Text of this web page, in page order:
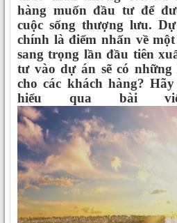
hàng muốn đầu tư để
cuộc sống thượng lưu.
chính là điểm nhấn về
sang trọng lần đầu tiên
tư vào dự án sẽ có
cho các khách hàng?
hiểu qua bài